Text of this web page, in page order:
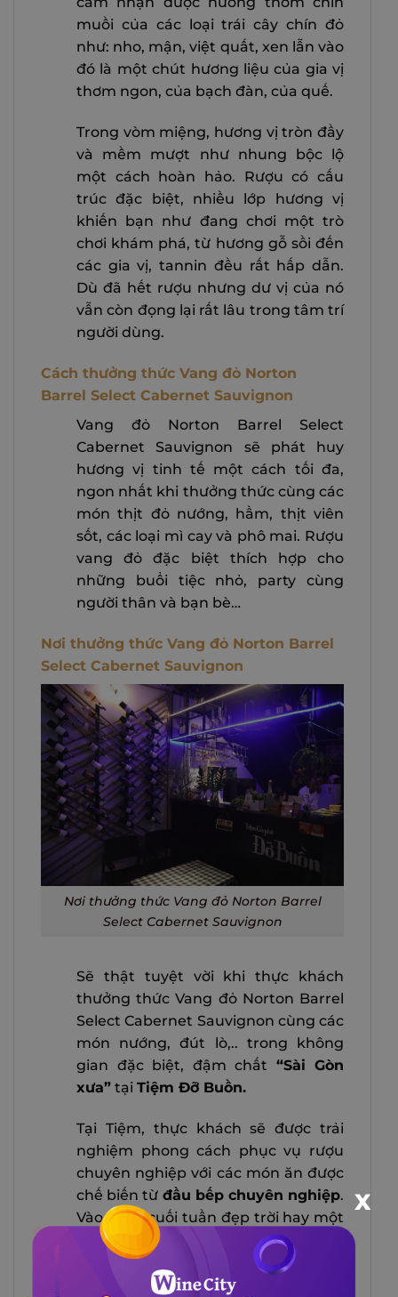
muồi của các loại trái cây chín đỏ
như: nho, mận, việt quất, xen lẫn vào
đó là một chút hương liệu của gia vị
thơm ngon, của bạch đàn, của quế.
Trong vòm miệng, hương vị tròn đầy
và mềm mượt như nhung bộc lộ
một cách hoàn hảo. Rượu có cấu
trúc đặc biệt, nhiều lớp hương vị
khiến bạn như đang chơi một trò
chơi khám phá, từ hương gỗ sồi đến
các gia vị, tannin đều rất hấp dẫn.
Dù đã hết rượu nhưng dư vị của nó
vẫn còn đọng lại rất lâu trong tâm trí
người dùng.
Cách thưởng thức Vang đỏ Norton
Barrel Select Cabernet Sauvignon
Vang đỏ Norton Barrel Select
Cabernet Sauvignon sẽ phát huy
hương vị tinh tế một cách tối đa,
ngon nhất khi thưởng thức cùng các
món thịt đỏ nướng, hầm, thịt viên
sốt, các loại mì cay và phô mai. Rượu
vang đỏ đặc biệt thích hợp cho
những buổi tiệc nhỏ, party cùng
người thân và bạn bè…
Nơi thưởng thức Vang đỏ Norton Barrel
Select Cabernet Sauvignon
Nơi thưởng thức Vang đỏ Norton Barrel
Select Cabernet Sauvignon
Sẽ thật tuyệt vời khi thực khách
thưởng thức Vang đỏ Norton Barrel
Select Cabernet Sauvignon cùng các
món nướng, đút lò,.. trong không
gian đặc biệt, đậm chất “Sài Gòn
xưa” tại Tiệm Đỡ Buồn.
Tại Tiệm, thực khách sẽ được trải
nghiệm phong cách phục vụ rượu
chuyên nghiệp với các món ăn được
chế biến từ đầu bếp chuyên nghiệp.
Vào ngày cuối tuần đẹp trời hay một
ngày họp mặt cùng bạn bè, gia đình
thì Tiệm Đỡ Buồn chắc chắn là nơi
mà Quý khách nên ghé để tận
X